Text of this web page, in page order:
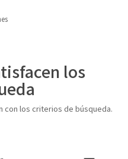
los
con los criterios de búsqueda.